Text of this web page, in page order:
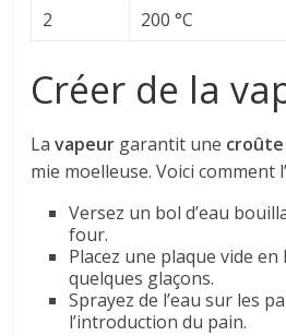
2
200 °C
Créer de la
Lavapeur garantit une croûte
mie moelleuse. Voici comment
Versez un bol d’eau
four.
Placez une plaque vide
quelques glaçons.
Sprayez de l’eau sur les
l’introduction du pain.